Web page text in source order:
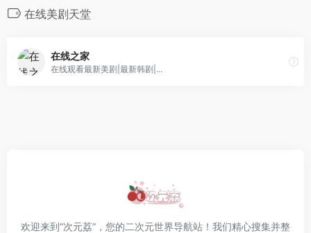
在线美剧天堂
在线之家
在线观看最新美剧|最新韩剧|...
欢迎来到“次元荔”，您的二次元世界导航站！我们精心搜集并整